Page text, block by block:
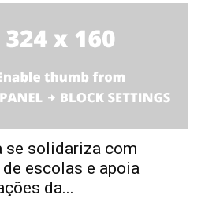
se solidariza com
escolas e apoia
da...